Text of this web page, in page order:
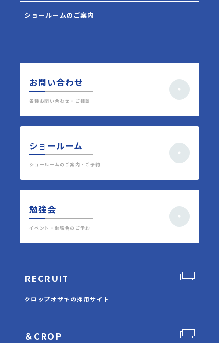
ショールームのご案内
お問い合わせ
各種お問い合わせ・ご相談
ショールーム
ショールームのご案内・ご予約
勉強会
イベント・勉強会のご予約
RECRUIT
クロップオザキの採用サイト
＆CROP